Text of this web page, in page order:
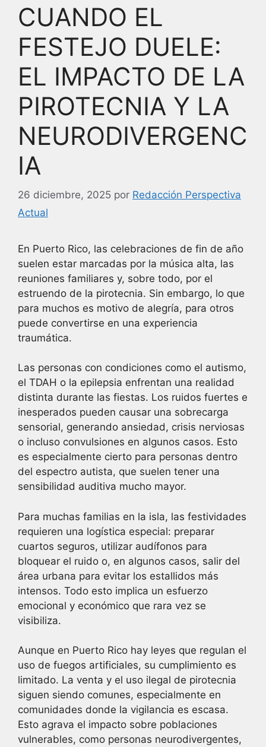
CUANDO EL
FESTEJO DUELE:
EL IMPACTO DE LA
PIROTECNIA Y LA
NEURODIVERGENC
IA
26 diciembre, 2025 por Redacción Perspectiva
Actual
En Puerto Rico, las celebraciones de fin de año
suelen estar marcadas por la música alta, las
reuniones familiares y, sobre todo, por el
estruendo de la pirotecnia. Sin embargo, lo que
para muchos es motivo de alegría, para otros
puede convertirse en una experiencia
traumática.
Las personas con condiciones como el autismo,
el TDAH o la epilepsia enfrentan una realidad
distinta durante las fiestas. Los ruidos fuertes e
inesperados pueden causar una sobrecarga
sensorial, generando ansiedad, crisis nerviosas
o incluso convulsiones en algunos casos. Esto
es especialmente cierto para personas dentro
del espectro autista, que suelen tener una
sensibilidad auditiva mucho mayor.
Para muchas familias en la isla, las festividades
requieren una logística especial: preparar
cuartos seguros, utilizar audífonos para
bloquear el ruido o, en algunos casos, salir del
área urbana para evitar los estallidos más
intensos. Todo esto implica un esfuerzo
emocional y económico que rara vez se
visibiliza.
Aunque en Puerto Rico hay leyes que regulan el
uso de fuegos artificiales, su cumplimiento es
limitado. La venta y el uso ilegal de pirotecnia
siguen siendo comunes, especialmente en
comunidades donde la vigilancia es escasa.
Esto agrava el impacto sobre poblaciones
vulnerables, como personas neurodivergentes,